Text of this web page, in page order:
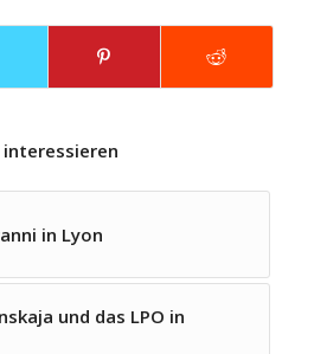
interessieren
in Lyon
und das LPO in